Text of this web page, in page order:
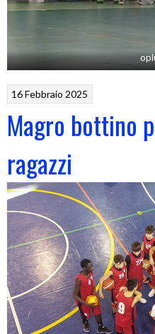
16 Febbraio 2025
Magro bottino
ragazzi